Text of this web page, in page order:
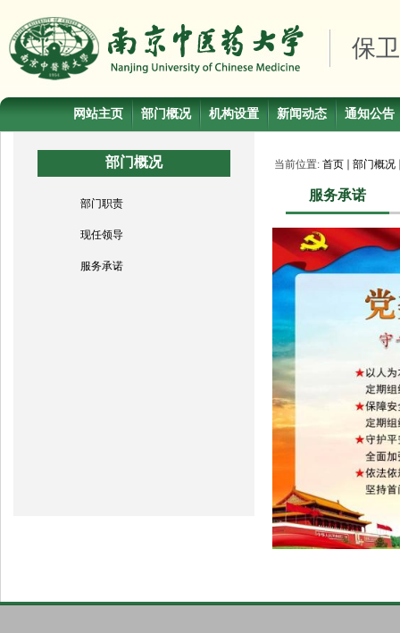
保
网站主页 部门概况 机构设置 新闻动态 通知公告
部门概况
部门职责
现任领导
服务承诺
当前位置: 首页 部门概况
服务承诺